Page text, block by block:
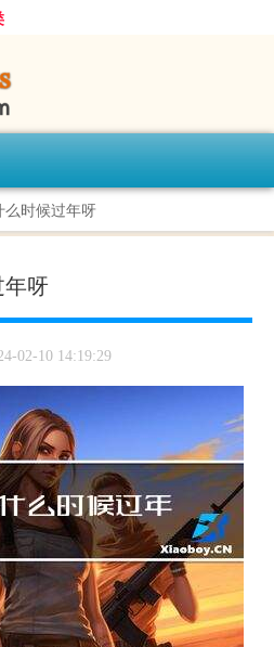
么时候过年呀
呀
02-10 14:19:29